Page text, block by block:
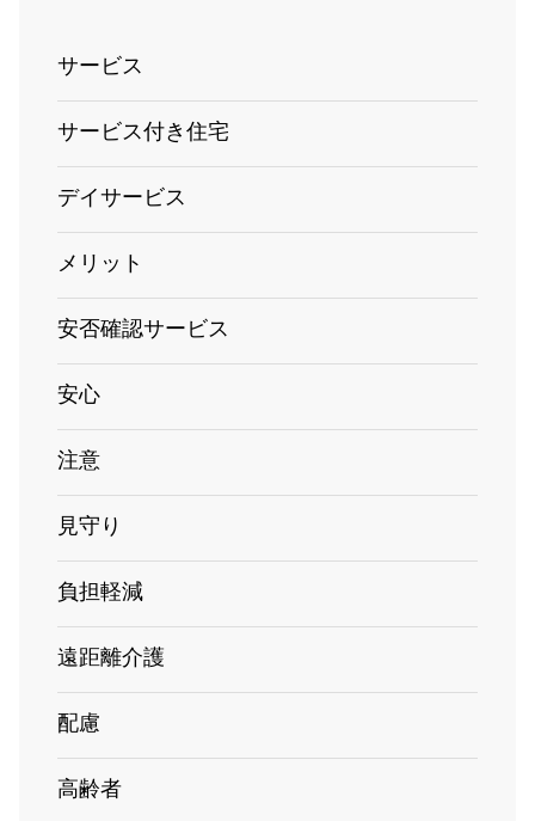
サービス
サービス付き住宅
デイサービス
メリット
安否確認サービス
安心
注意
見守り
負担軽減
遠距離介護
配慮
高齢者